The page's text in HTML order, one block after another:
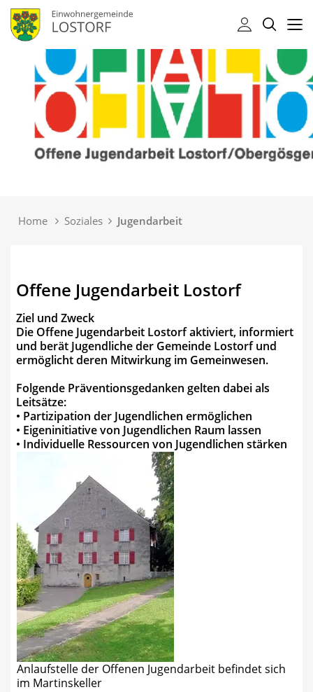
Kopfzeile
Kopfzeile
Home Soziales Jugendarbeit
Offene Jugendarbeit Lostorf
Ziel und Zweck
Die Offene Jugendarbeit Lostorf aktiviert, informiert
und berät Jugendliche der Gemeinde Lostorf und
ermöglicht deren Mitwirkung im Gemeinwesen.
Folgende Präventionsgedanken gelten dabei als
Leitsätze:
• Partizipation der Jugendlichen ermöglichen
• Eigeninitiative von Jugendlichen Raum lassen
• Individuelle Ressourcen von Jugendlichen stärken
Anlaufstelle der Offenen Jugendarbeit befindet sich
im Martinskeller